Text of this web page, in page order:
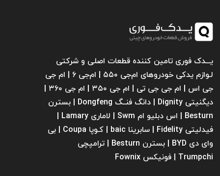
یـــدک فوری تامین کننده قطعات اصلی و شرکتی
لـوازم یدکی خودروهای ام‌جی ۵۵۰ | ام‌جی ۶ | ام جی
جی اس | ام جی جی تی | ام‌ جی ۳۵۰ | ام جی ۳۶۰ |
دیگنیتی Dignity | دانگ فنــگ Dongfeng | بسترن
Besturn | اس دبلیو ام Swm | لاماری Lamary |
فیدلیتی Fidelity | سابرینا ‌baic | کـوپا Coupa | بی
وای دی BYD | بسترن Besturn | ترامپچی
Trumpchi | فونیکس Fownix